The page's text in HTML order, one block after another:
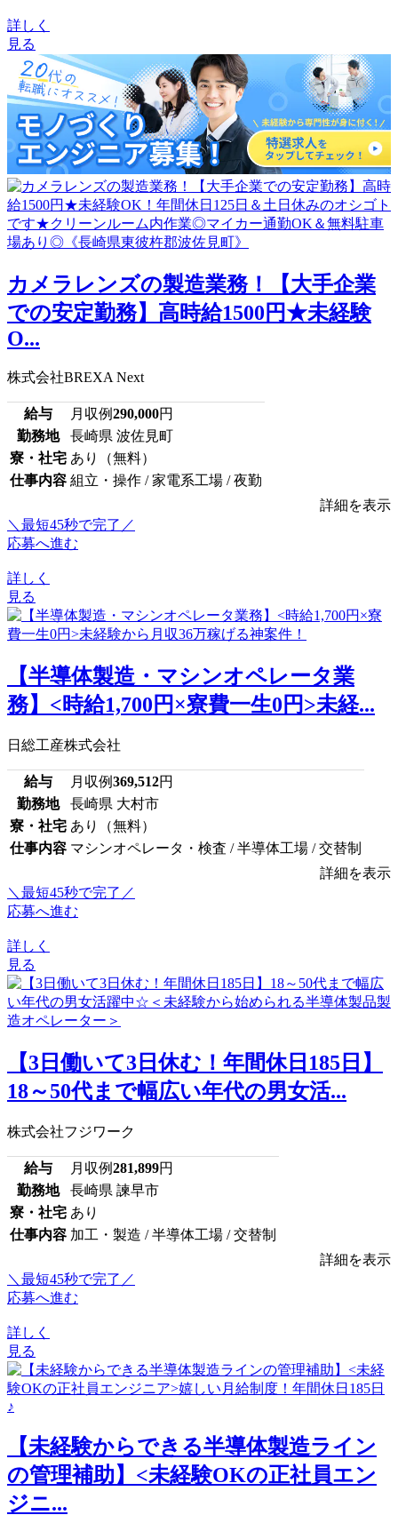
詳しく
見る
カメラレンズの製造業務！【大手企業
での安定勤務】高時給1500円★未経験
O...
株式会社BREXA Next
給与 月収例290,000円
勤務地
長崎県 波佐見町
寮・社宅 あり（無料）
仕事内容 組立・操作 / 家電系工場 / 夜勤
詳細を表示
＼最短45秒で完了／
応募へ進む
詳しく
見る
【半導体製造・マシンオペレータ業
務】<時給1,700円×寮費一生0円>未経...
日総工産株式会社
給与 月収例369,512円
勤務地
長崎県 大村市
寮・社宅 あり（無料）
仕事内容 マシンオペレータ・検査 / 半導体工場 / 交替制
詳細を表示
＼最短45秒で完了／
応募へ進む
詳しく
見る
【3日働いて3日休む！年間休日185日】
18～50代まで幅広い年代の男女活...
株式会社フジワーク
給与 月収例281,899円
勤務地
長崎県 諫早市
寮・社宅 あり
仕事内容 加工・製造 / 半導体工場 / 交替制
詳細を表示
＼最短45秒で完了／
応募へ進む
詳しく
見る
【未経験からできる半導体製造ライン
の管理補助】<未経験OKの正社員エン
ジニ...